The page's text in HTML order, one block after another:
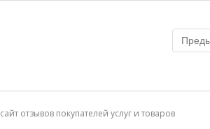
сайт отзывов покупателей услуг и товаров